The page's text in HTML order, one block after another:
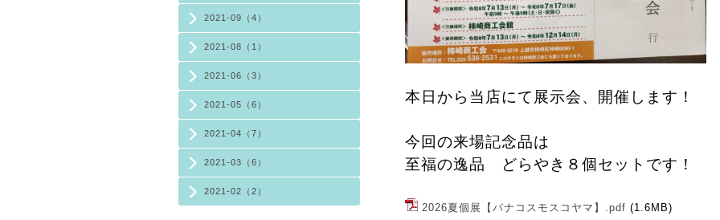
2021-09（4）
2021-08（1）
2021-06（3）
2021-05（6）
2021-04（7）
2021-03（6）
2021-02（2）
本日から当店にて展示会、開催します！
今回の来場記念品は
至福の逸品 どらやき８個セットです！
2026夏個展【パナコスモスコヤマ】.pdf (1.6MB)